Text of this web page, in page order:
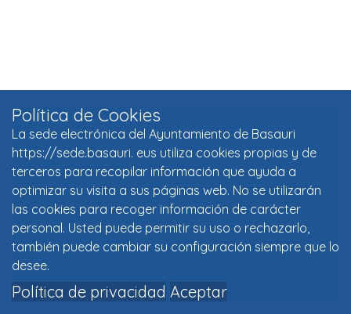
Política de Cookies
La sede electrónica del Ayuntamiento de Basauri
https://sede.basauri. eus utiliza cookies propias y de
terceros para recopilar información que ayuda a
optimizar su visita a sus páginas web. No se utilizarán
las cookies para recoger información de carácter
personal. Usted puede permitir su uso o rechazarlo,
también puede cambiar su configuración siempre que lo
desee.
Política de privacidad Aceptar